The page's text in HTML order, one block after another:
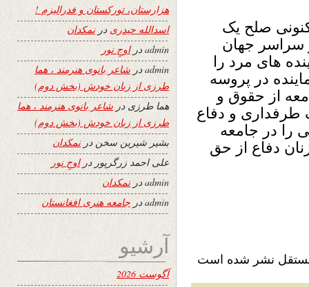
صلح یک
سراسر جهان
های مرد را
در پروسه
از حقوق و
طرفداری و دفاع
را در جامعه
دفاع از حق
مستقل نشر شده است
هزارستان، تورکستان و فدرالیزم !
اسدالله حیدری درنمکدان
adminدراوجِ نور
adminدر شاعر بانوی هنرمند ، هما
طرزی از زبان خودش (بخش دوم)
هما طرزی در شاعر بانوی هنرمند ، هما
طرزی از زبان خودش (بخش دوم)
بشیر شیرین سخن درنمکدان
علی احمد زرگرپور دراوجِ نور
adminدرنمکدان
admin در جامعه هنری افغانستان
آرشیو
آگوست 2026